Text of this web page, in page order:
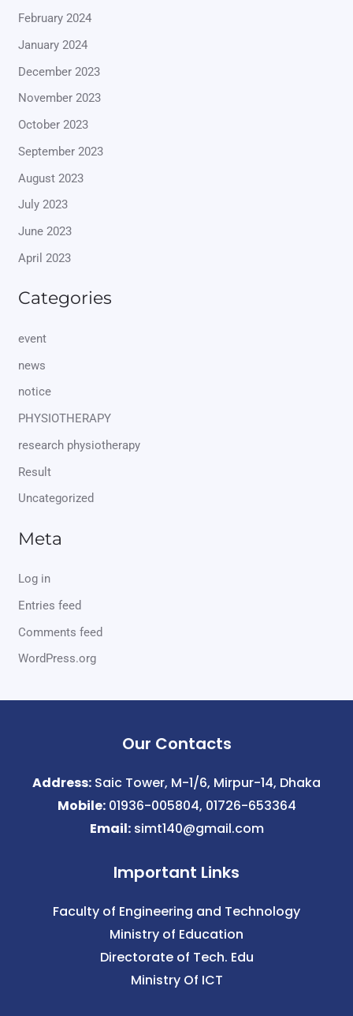
February 2024
January 2024
December 2023
November 2023
October 2023
September 2023
August 2023
July 2023
June 2023
April 2023
Categories
event
news
notice
PHYSIOTHERAPY
research physiotherapy
Result
Uncategorized
Meta
Log in
Entries feed
Comments feed
WordPress.org
Our Contacts
Address: Saic Tower, M-1/6, Mirpur-14, Dhaka
Mobile:01936-005804, 01726-653364
Email:simt140@gmail.com
Important Links
Faculty of Engineering and Technology
Ministry of Education
Directorate of Tech. Edu
Ministry Of ICT